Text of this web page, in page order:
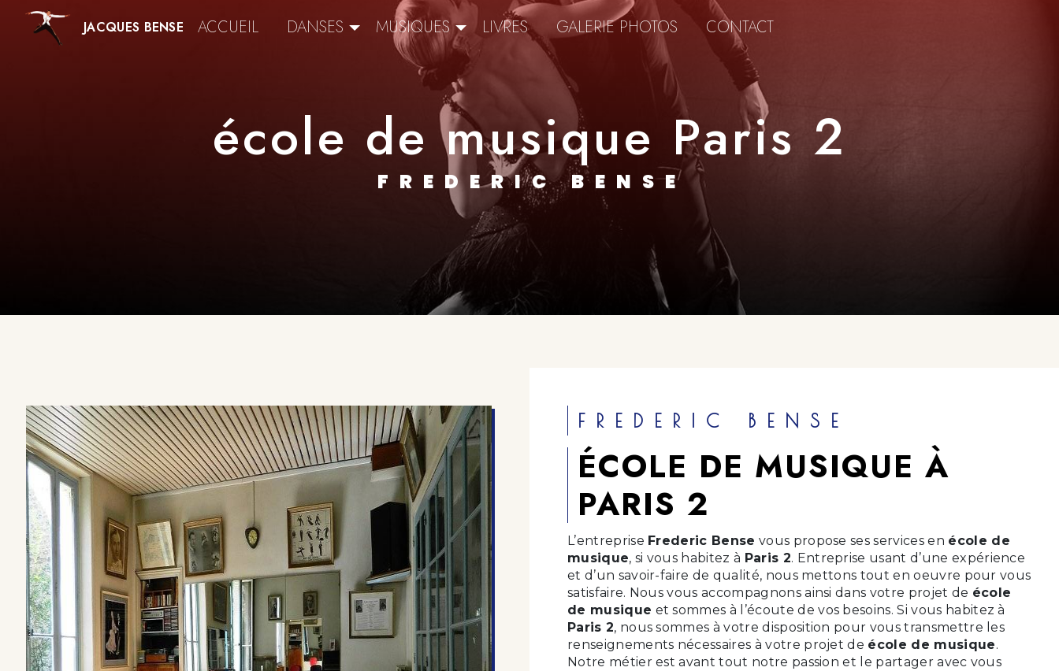
JACQUES BENSE ACCUEIL DANSES MUSIQUES LIVRES GALERIE PHOTOS CONTACT
école de musique Paris 2
FREDERIC BENSE
FREDERIC BENSE
ÉCOLE DE MUSIQUE À
PARIS 2
L’entreprise Frederic Bense vous propose ses services en école de
musique, si vous habitez à Paris 2. Entreprise usant d’une expérience
et d’un savoir-faire de qualité, nous mettons tout en oeuvre pour vous
satisfaire. Nous vous accompagnons ainsi dans votre projet de école
de musique et sommes à l’écoute de vos besoins. Si vous habitez à
Paris 2, nous sommes à votre disposition pour vous transmettre les
renseignements nécessaires à votre projet de école de musique.
Notre métier est avant tout notre passion et le partager avec vous
Panneau de gestion des cookies